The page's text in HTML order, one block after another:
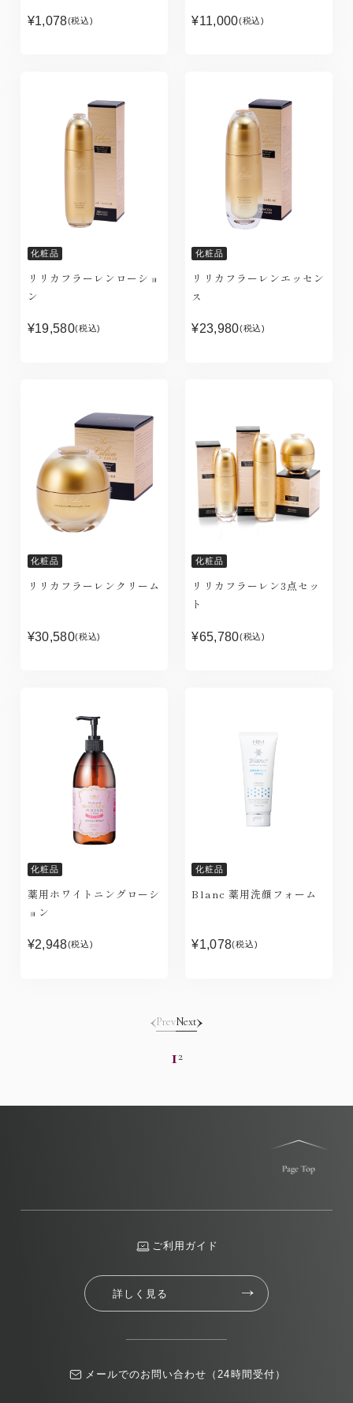
¥1,078(税込) ¥11,000(税込)
化粧品
リリカフラーレンローショ
ン
¥19,580(税込)
化粧品
リリカフラーレンエッセン
ス
¥23,980(税込)
化粧品
リリカフラーレンクリーム
¥30,580(税込)
化粧品
リリカフラーレン3点セッ
ト
¥65,780(税込)
化粧品
薬用ホワイトニングローシ
ョン
¥2,948(税込)
化粧品
Blanc 薬用洗顔フォーム
¥1,078(税込)
Prev
12
Next
ご利用ガイド
詳しく見る
メールでのお問い合わせ（24時間受付）